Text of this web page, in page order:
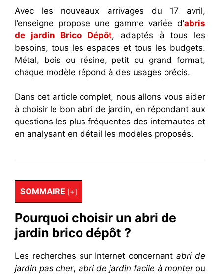
Avec les nouveaux arrivages du 17 avril,
l’enseigne propose une gamme variée d’abris
de jardin Brico Dépôt, adaptés à tous les
besoins, tous les espaces et tous les budgets.
Métal, bois ou résine, petit ou grand format,
chaque modèle répond à des usages précis.
Dans cet article complet, nous allons vous aider
à choisir le bon abri de jardin, en répondant aux
questions les plus fréquentes des internautes et
en analysant en détail les modèles proposés.
SOMMAIRE [+]
Pourquoi choisir un abri de
jardin brico dépôt ?
Les recherches sur Internet concernantabri de
jardin pas cher, abri de jardin facile à monterou